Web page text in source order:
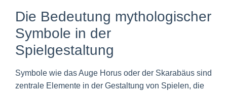
Die Bedeutung mythologischer
Symbole in der
Spielgestaltung
Symbole wie das Auge Horus oder der Skarabäus sind
zentrale Elemente in der Gestaltung von Spielen, die